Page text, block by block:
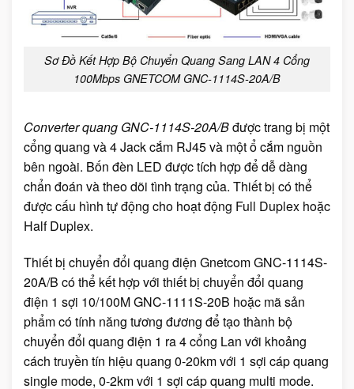
Sơ Đồ Kết Hợp Bộ Chuyển Quang Sang LAN 4 Cổng
100Mbps GNETCOM GNC-1114S-20A/B
Converter quang GNC-1114S-20A/Bđược trang bị một
cổng quang và 4 Jack cắm RJ45 và một ổ cắm nguồn
bên ngoài. Bốn đèn LED được tích hợp để dễ dàng
chẩn đoán và theo dõi tình trạng của. Thiết bị có thể
được cấu hình tự động cho hoạt động Full Duplex hoặc
Half Duplex.
Thiết bị chuyển đổi quang điện Gnetcom GNC-1114S-
20A/B có thể kết hợp với thiết bị chuyển đổi quang
điện 1 sợi 10/100M GNC-1111S-20B hoặc mã sản
phẩm có tính năng tương đương để tạo thành bộ
chuyển đổi quang điện 1 ra 4 cổng Lan với khoảng
cách truyền tín hiệu quang 0-20km với 1 sợi cáp quang
single mode, 0-2km với 1 sợi cáp quang multi mode.